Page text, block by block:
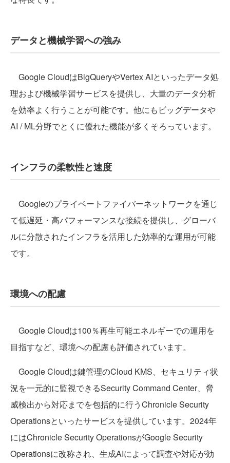
データと機械学習への強み
Google CloudはBigQueryやVertex AIといったデータ処
理および機械学習サービスを提供し、大量のデータ分析
を効率よく行うことが可能です。他にもビッグデータや
AI / ML分野でとくに優れた機能が多くそろっています。
インフラの柔軟性と速度
Googleのプライベートファイバーネットワークを通じ
て低遅延・高パフォーマンスな接続を提供し、グローバ
ルに分散されたインフラを活用した効率的な運用が可能
です。
環境への配慮
Google Cloudは100％再生可能エネルギーでの運用を
目指すなど、環境への配慮も評価されています。
Google Cloudは鍵管理のCloud KMS、セキュリティ状
況を一元的に監視できるSecurity Command Center、脅
威検出から対応までを包括的に行うChronicle Security
Operationsといったサービスを提供しています。2024年
にはChronicle Security OperationsがGoogle Security
Operationsに改称され、生成AIによって調査や対応が効